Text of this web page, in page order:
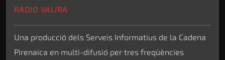
RÀDIO VALIRA
Una producció dels Serveis Informatius de la Cadena
Pirenaica en multi-difusió per tres freqüències